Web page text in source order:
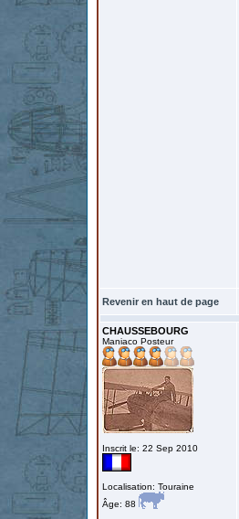
Revenir en haut de page
CHAUSSEBOURG
Maniaco Posteur
Inscrit le: 22 Sep 2010
Localisation: Touraine
Âge: 88